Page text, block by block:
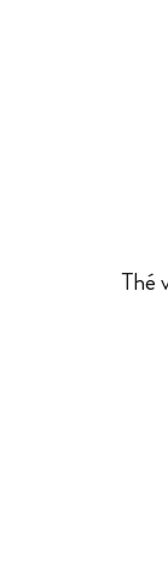
Thé